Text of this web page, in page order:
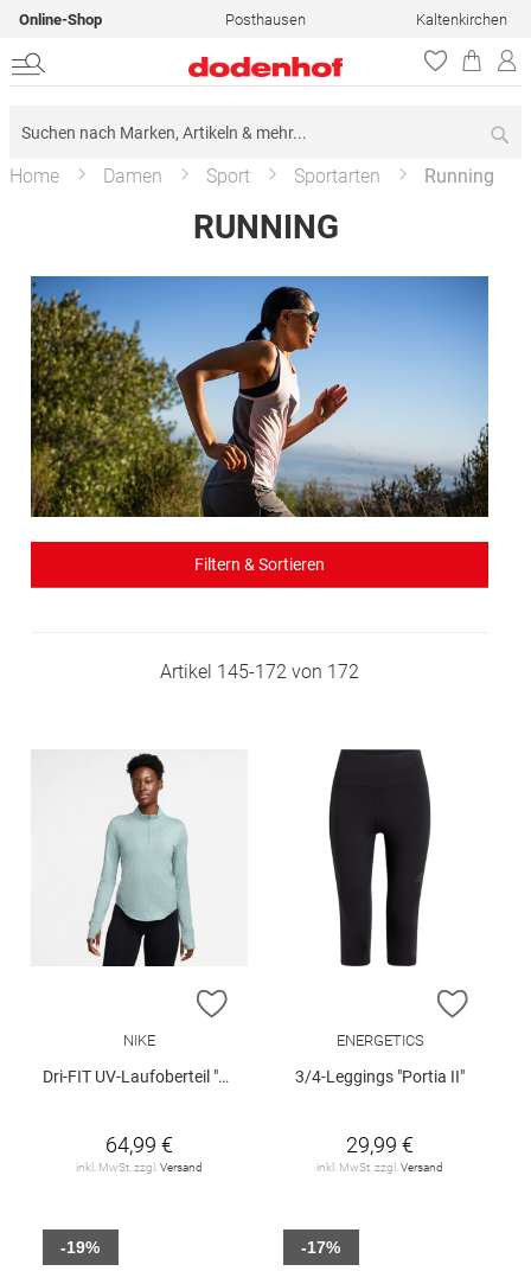
Online-Shop Posthausen Kaltenkirchen
Home Damen Sport Sportarten Running
RUNNING
Filtern & Sortieren
Artikel 145-172 von 172
ZUR WUNSCHLISTE HINZUFÜGEN
NIKE
Dri-FIT UV-Laufoberteil "Nike Swift" mit Viertelreißverschluss
64,99 €
inkl. MwSt. zzgl. Versand
ZUR
ENERGETICS
3/4-Leggings "Portia II"
29,99 €
inkl. MwSt. zzgl. Versand
-19% -17%